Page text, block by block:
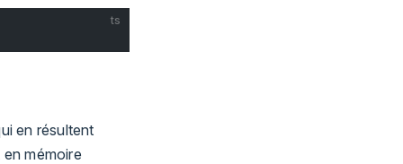
ts
en résultent
mémoire